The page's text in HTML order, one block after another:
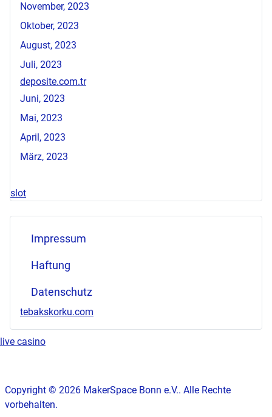
November, 2023
Oktober, 2023
August, 2023
Juli, 2023
deposite.com.tr
Juni, 2023
Mai, 2023
April, 2023
März, 2023
slot
Impressum
Haftung
Datenschutz
tebakskorku.com
live casino
Copyright © 2026 MakerSpace Bonn e.V.. Alle Rechte
vorbehalten.